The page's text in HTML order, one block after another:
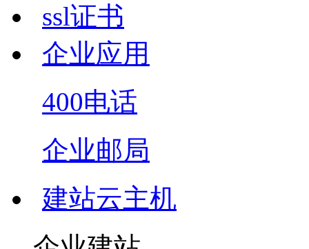
ssl证书
企业应用
400电话
企业邮局
建站云主机